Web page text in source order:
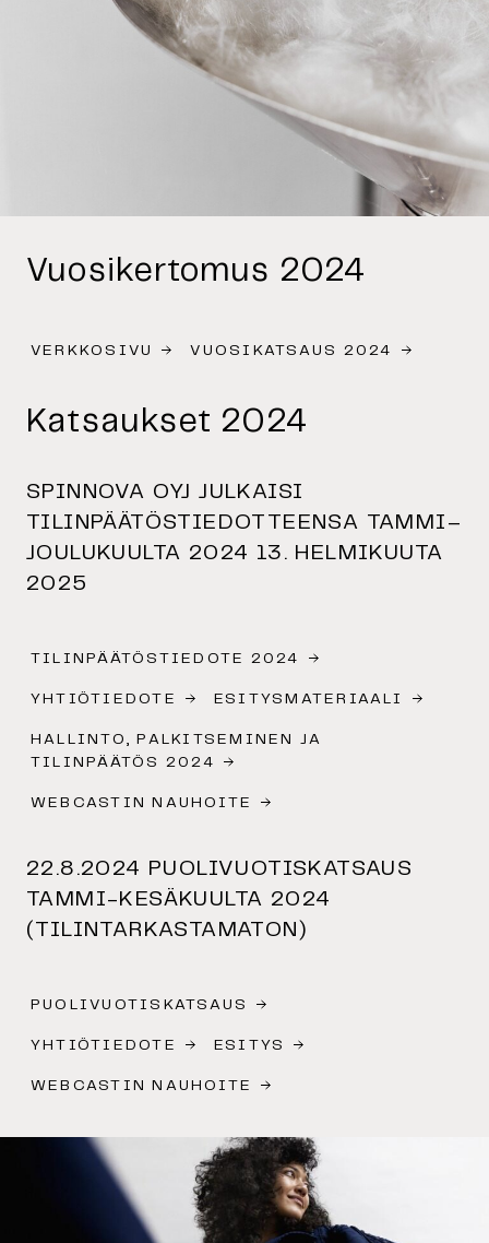
Vuosikertomus 2024
VERKKOSIVU VUOSIKATSAUS 2024
Katsaukset 2024
SPINNOVA OYJ JULKAISI
TILINPÄÄTÖSTIEDOTTEENSA TAMMI–
JOULUKUULTA 2024 13. HELMIKUUTA
2025
TILINPÄÄTÖSTIEDOTE 2024
YHTIÖTIEDOTE ESITYSMATERIAALI
HALLINTO, PALKITSEMINEN JA
TILINPÄÄTÖS 2024
WEBCASTIN NAUHOITE
22.8.2024 PUOLIVUOTISKATSAUS
TAMMI-KESÄKUULTA 2024
(TILINTARKASTAMATON)
PUOLIVUOTISKATSAUS
YHTIÖTIEDOTE ESITYS
WEBCASTIN NAUHOITE